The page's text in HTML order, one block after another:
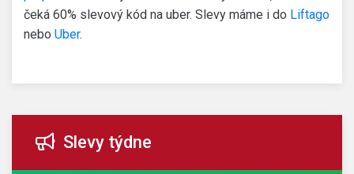
čeká 60% slevový kód na uber. Slevy máme i do Liftago
nebo Uber.
Slevy týdne